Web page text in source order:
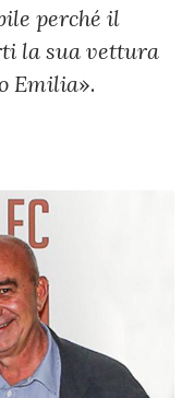
perché il
la sua vettura
Emilia».